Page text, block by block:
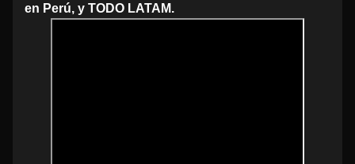
en Perú, y TODO LATAM.